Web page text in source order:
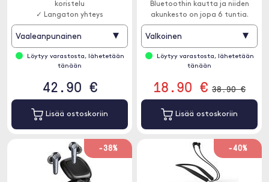
koristelu
✓ Langaton yhteys
Vaaleanpunainen ▾
Löytyy varastosta, lähetetään
tänään
42.90 €
Lisää ostoskoriin
Bluetoothin kautta ja niiden
akunkesto on jopa 6 tuntia.
Valkoinen ▾
Löytyy varastosta, lähetetään
tänään
18.90 € 38.90 €
Lisää ostoskoriin
-38% -40%